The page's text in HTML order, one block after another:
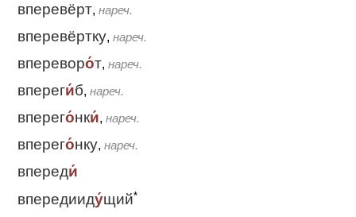
вперевёрт, нареч.
вперевёртку, нареч.
впереворо́т, нареч.
впереги́б, нареч.
вперего́нки́, нареч.
вперего́нку, нареч.
впереди́
впередииду́щий*